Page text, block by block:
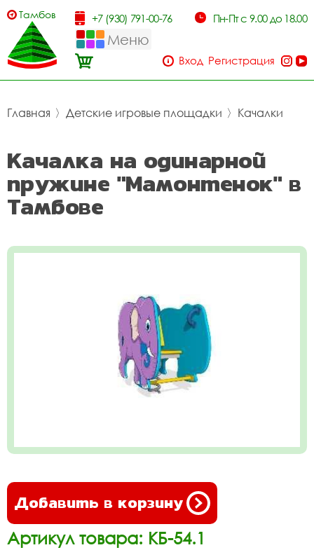
Тамбов +7 (930) 791-00-76 Пн-Пт с 9.00 до 18.00
Меню
Вход Регистрация
Главная 〉 Детские игровые площадки 〉 Качалки
Качалка на одинарной
пружине "Мамонтенок" в
Тамбове
Добавить в корзину
Артикул товара: КБ-54.1